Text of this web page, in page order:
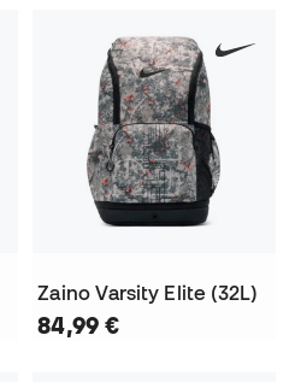
Zaino Varsity Elite (32L)
84,99 €